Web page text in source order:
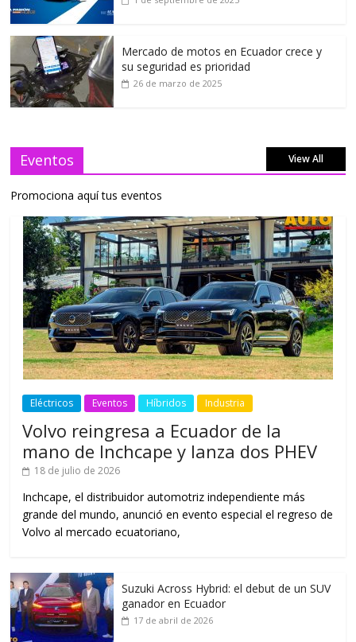
Mercado de motos en Ecuador crece y
su seguridad es prioridad
26 de marzo de 2025
Eventos View All
Promociona aquí tus eventos
Eléctricos Eventos Híbridos Industria
Volvo reingresa a Ecuador de la
mano de Inchcape y lanza dos PHEV
18 de julio de 2026
Inchcape, el distribuidor automotriz independiente más
grande del mundo, anunció en evento especial el regreso de
Volvo al mercado ecuatoriano,
Suzuki Across Hybrid: el debut de un SUV
ganador en Ecuador
17 de abril de 2026